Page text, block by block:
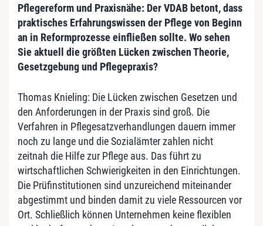
Pflegereform und Praxisnähe: Der VDAB betont, dass
praktisches Erfahrungswissen der Pflege von Beginn
an in Reformprozesse einfließen sollte. Wo sehen
Sie aktuell die größten Lücken zwischen Theorie,
Gesetzgebung und Pflegepraxis?
Thomas Knieling: Die Lücken zwischen Gesetzen und
den Anforderungen in der Praxis sind groß. Die
Verfahren in Pflegesatzverhandlungen dauern immer
noch zu lange und die Sozialämter zahlen nicht
zeitnah die Hilfe zur Pflege aus. Das führt zu
wirtschaftlichen Schwierigkeiten in den Einrichtungen.
Die Prüfinstitutionen sind unzureichend miteinander
abgestimmt und binden damit zu viele Ressourcen vor
Ort. Schließlich können Unternehmen keine flexiblen